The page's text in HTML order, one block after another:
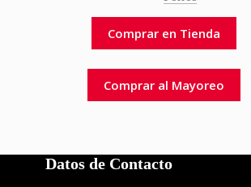
Comprar en Tienda
Comprar al Mayoreo
Datos de Contacto